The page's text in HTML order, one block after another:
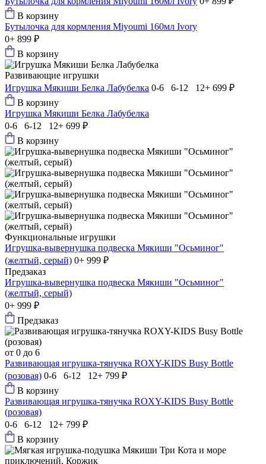
В корзину
Бутылочка для кормления Miyoumi 160мл Ivory
0+ 899 ₽
В корзину
Развивающие игрушки
Игрушка Мякиши Белка Лабубелка 0-6 6-12 12+ 699 ₽
В корзину
Игрушка Мякиши Белка Лабубелка
0-6 6-12 12+ 699 ₽
В корзину
Функциональные игрушки
Игрушка-вывернушка подвеска Мякиши "Осьминог"
(желтый, серый) 0+ 999 ₽
Предзаказ
Игрушка-вывернушка подвеска Мякиши "Осьминог"
(желтый, серый)
0+ 999 ₽
Предзаказ
от 0 до 6
Развивающая игрушка-тянучка ROXY-KIDS Busy Bottle
(розовая) 0-6 6-12 12+ 799 ₽
В корзину
Развивающая игрушка-тянучка ROXY-KIDS Busy Bottle
(розовая)
0-6 6-12 12+ 799 ₽
В корзину